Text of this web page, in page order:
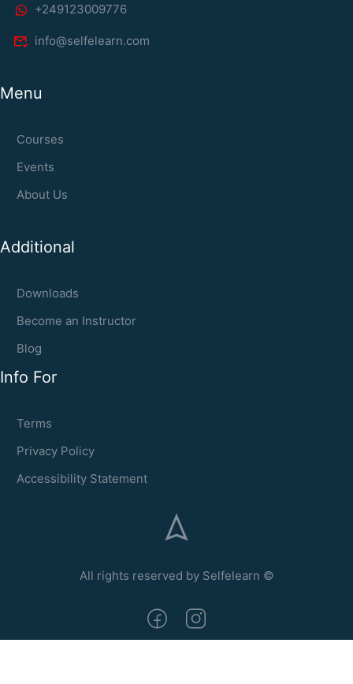
+249123009776
info@selfelearn.com
Menu
Courses
Events
About Us
Additional
Downloads
Become an Instructor
Blog
Info For
Terms
Privacy Policy
Accessibility Statement
All rights reserved by Selfelearn ©